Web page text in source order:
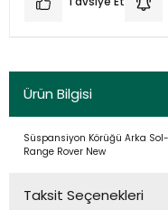
Ürün Bilgisi
Süspansiyon Körüğü Arka
Range Rover New
Taksit Seçenekleri